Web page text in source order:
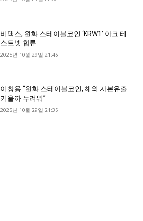
비댁스, 원화 스테이블코인 ‘KRW1’ 아크 테
스트넷 합류
2025년 10월 29일 21:45
이창용 “원화 스테이블코인, 해외 자본유출
키울까 두려워”
2025년 10월 29일 21:35